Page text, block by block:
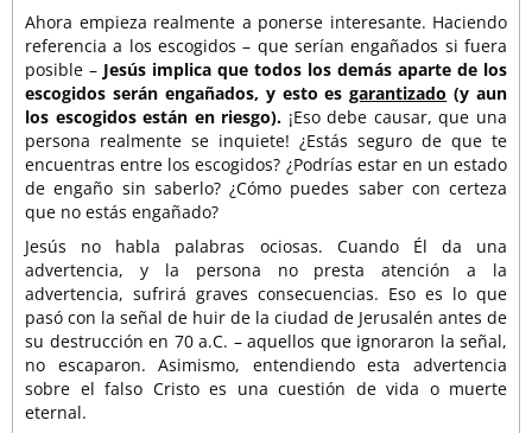
Ahora empieza realmente a ponerse interesante. Haciendo
referencia a los escogidos – que serían engañados si fuera
posible – Jesús implica que todos los demás aparte de los
escogidos serán engañados, y esto esgarantizado (y aun
los escogidos están en riesgo). ¡Eso debe causar, que una
persona realmente se inquiete! ¿Estás seguro de que te
encuentras entre los escogidos? ¿Podrías estar en un estado
de engaño sin saberlo? ¿Cómo puedes saber con certeza
que no estás engañado?
Jesús no habla palabras ociosas. Cuando Él da una
advertencia, y la persona no presta atención a la
advertencia, sufrirá graves consecuencias. Eso es lo que
pasó con la señal de huir de la ciudad de Jerusalén antes de
su destrucción en 70 a.C. – aquellos que ignoraron la señal,
no escaparon. Asimismo, entendiendo esta advertencia
sobre el falso Cristo es una cuestión de vida o muerte
eternal.